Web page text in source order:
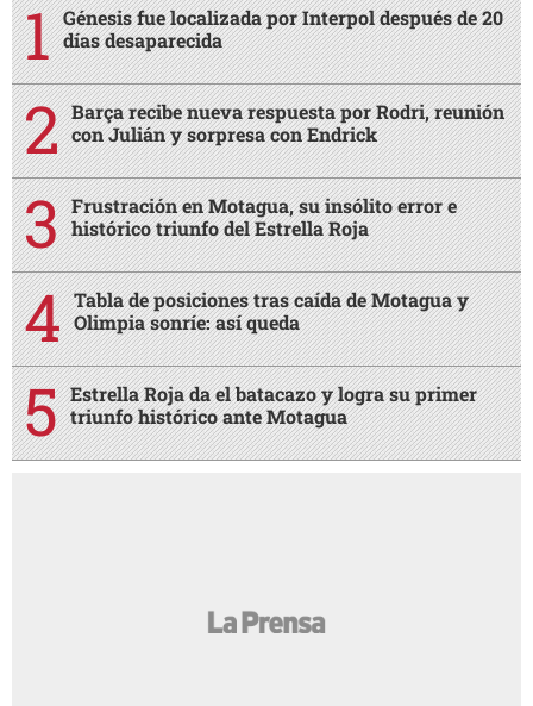
Génesis fue localizada por Interpol después de 20
días desaparecida
Barça recibe nueva respuesta por Rodri, reunión
con Julián y sorpresa con Endrick
Frustración en Motagua, su insólito error e
histórico triunfo del Estrella Roja
Tabla de posiciones tras caída de Motagua y
Olimpia sonríe: así queda
Estrella Roja da el batacazo y logra su primer
triunfo histórico ante Motagua